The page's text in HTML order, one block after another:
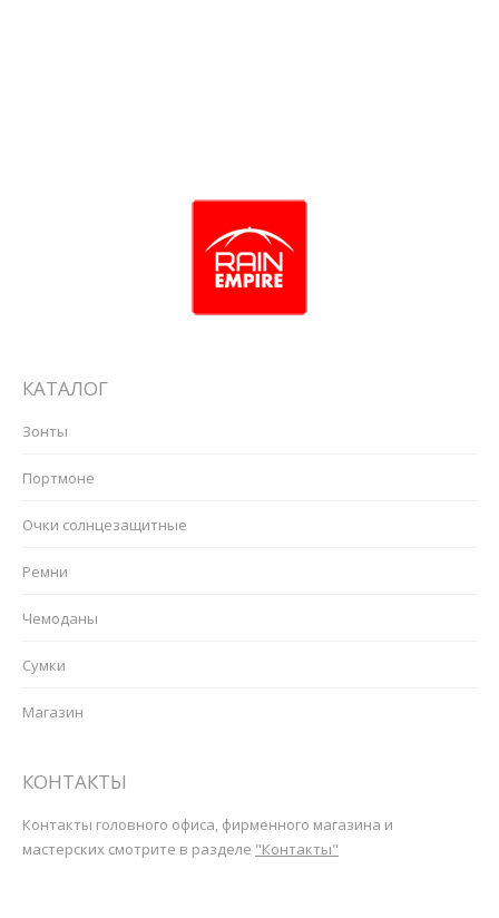
КАТАЛОГ
Зонты
Портмоне
Очки солнцезащитные
Ремни
Чемоданы
Сумки
Магазин
КОНТАКТЫ
Контакты головного офиса, фирменного магазина и
мастерских смотрите в разделе "Контакты"